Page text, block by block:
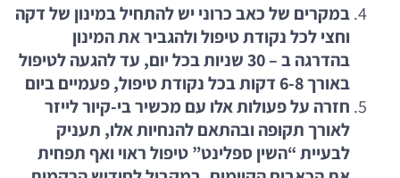
במקרים של כאב כרוני יש להתחיל במינון של דקה
וחצי לכל נקודת טיפול ולהגביר את המינון
בהדרגה ב – 30 שניות בכל יום, עד להגעה לטיפול
באורך 6-8 דקות בכל נקודת טיפול, פעמיים ביום
חזרה על פעולות אלו עם מכשיר בי-קיור לייזר
לאורך תקופה ובהתאם להנחיות אלו, תעניק
לבעיית “השין ספלינט” טיפול ראוי ואף תפחית